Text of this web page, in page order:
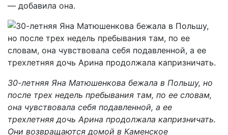
— добавила она.
30-летняя Яна Матюшенкова бежала в Польшу, но
после трех недель пребывания там, по ее словам,
она чувствовала себя подавленной, а ее
трехлетняя дочь Арина продолжала капризничать.
Они возвращаются домой в Каменское